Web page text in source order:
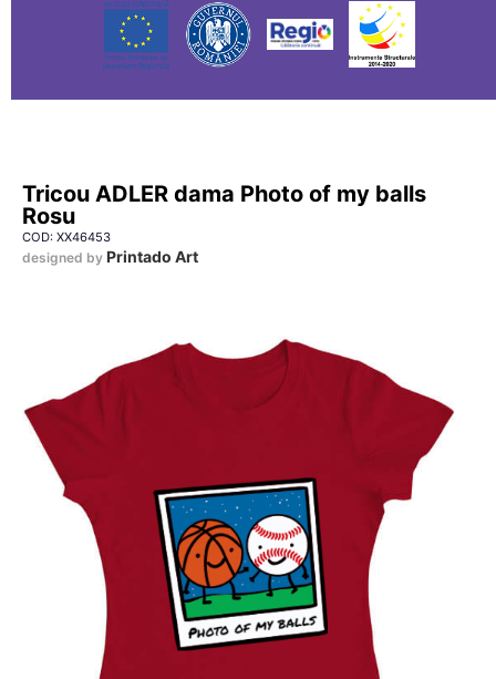
Tricou ADLER dama Photo of my balls
Rosu
COD: XX46453
designed by Printado Art